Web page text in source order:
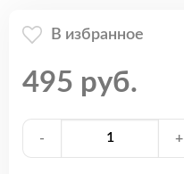
В избранное
495 руб.
- +